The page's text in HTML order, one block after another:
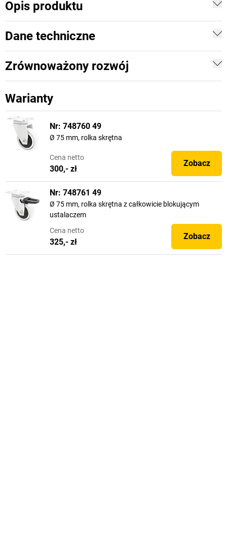
Opis produktu
Dane techniczne
Zrównoważony rozwój
Warianty
Nr: 748760 49
Ø 75 mm, rolka skrętna
Cena netto
300,- zł
Zobacz
Nr: 748761 49
Ø 75 mm, rolka skrętna z całkowicie blokującym
ustalaczem
Cena netto
325,- zł
Zobacz